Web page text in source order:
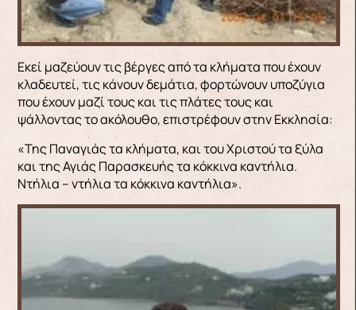
Εκεί μαζεύουν τις βέργες από τα κλήματα που έχουν
κλαδευτεί, τις κάνουν δεμάτια, φορτώνουν υποζύγια
που έχουν μαζί τους και τις πλάτες τους και
ψάλλοντας το ακόλουθο, επιστρέφουν στην Εκκλησία:
«Της Παναγιάς τα κλήματα, και του Χριστού τα ξύλα
και της Αγιάς Παρασκευής τα κόκκινα καντήλια.
Ντήλια – ντήλια τα κόκκινα καντήλια».